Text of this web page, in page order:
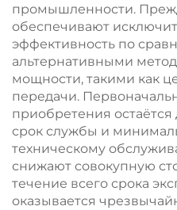
промышленности.
обеспечивают
эффективность по
альтернативными
мощности, такими как
передачи.
приобретения
срок службы и
техническому
снижают совокупную
течение всего срока
оказывается